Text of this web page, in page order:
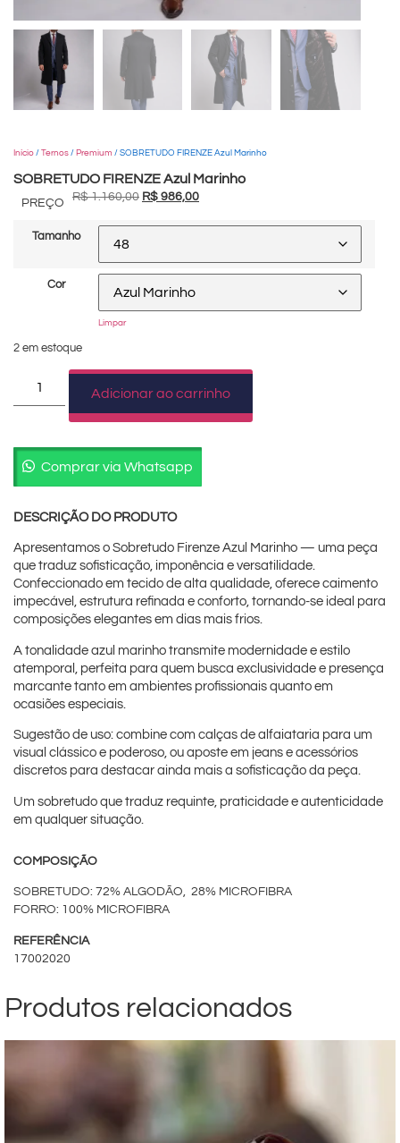
Início / Ternos / Premium / SOBRETUDO FIRENZE Azul Marinho
SOBRETUDO FIRENZE Azul Marinho
PREÇO
R$1.160,00 R$ 986,00
Tamanho
Cor
Limpar
2 em estoque
Adicionar ao carrinho
Comprar via Whatsapp
DESCRIÇÃO DO PRODUTO
Apresentamos o Sobretudo Firenze Azul Marinho — uma peça
que traduz sofisticação, imponência e versatilidade.
Confeccionado em tecido de alta qualidade, oferece caimento
impecável, estrutura refinada e conforto, tornando-se ideal para
composições elegantes em dias mais frios.
A tonalidade azul marinho transmite modernidade e estilo
atemporal, perfeita para quem busca exclusividade e presença
marcante tanto em ambientes profissionais quanto em
ocasiões especiais.
Sugestão de uso: combine com calças de alfaiataria para um
visual clássico e poderoso, ou aposte em jeans e acessórios
discretos para destacar ainda mais a sofisticação da peça.
Um sobretudo que traduz requinte, praticidade e autenticidade
em qualquer situação.
COMPOSIÇÃO
SOBRETUDO: 72% ALGODÃO, 28% MICROFIBRA
FORRO: 100% MICROFIBRA
REFERÊNCIA
17002020
Produtos relacionados